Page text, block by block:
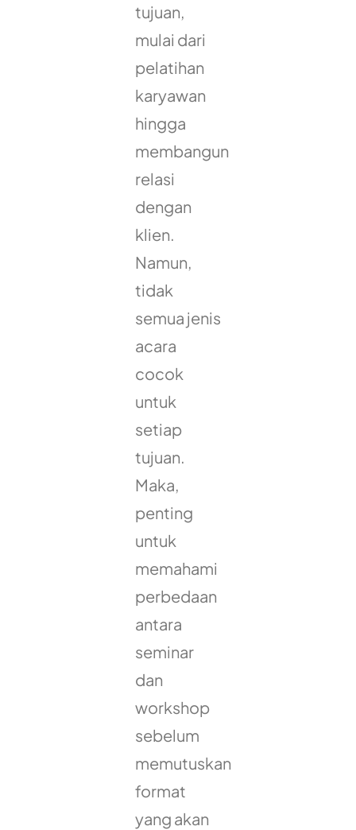
tujuan,
mulai dari
pelatihan
karyawan
hingga
membangun
relasi
dengan
klien.
Namun,
tidak
semua jenis
acara
cocok
untuk
setiap
tujuan.
Maka,
penting
untuk
memahami
perbedaan
antara
seminar
dan
workshop
sebelum
memutuskan
format
yang akan